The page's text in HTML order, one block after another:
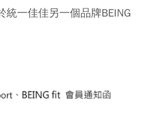
一佳佳另一個品牌BEING